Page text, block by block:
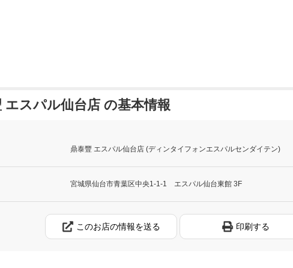
エスパル仙台店 の基本情報
鼎泰豐 エスパル仙台店 (ディンタイフォンエスパルセンダイテン)
宮城県仙台市青葉区中央1-1-1 エスパル仙台東館 3F
このお店の情報を送る 印刷する